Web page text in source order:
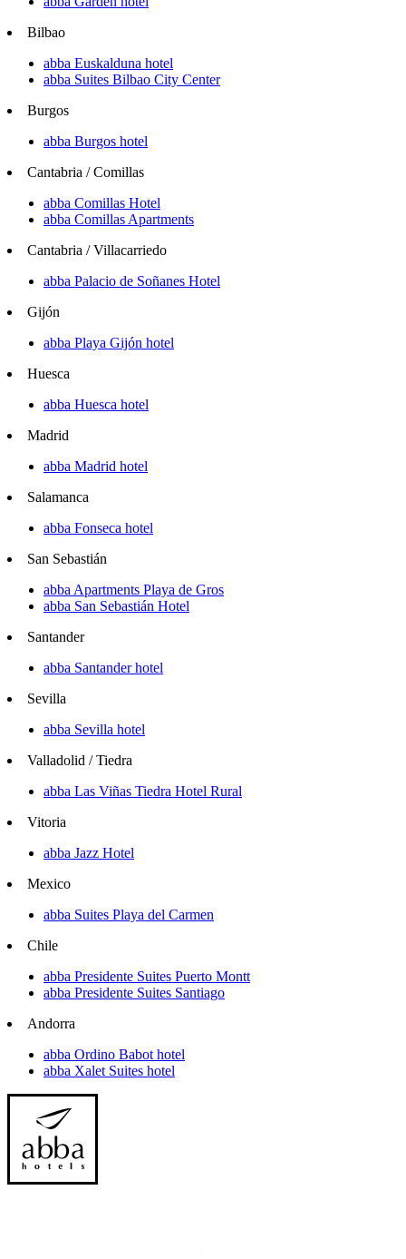
Bilbao
abba Euskalduna hotel
abba Suites Bilbao City Center
Burgos
abba Burgos hotel
Cantabria / Comillas
abba Comillas Hotel
abba Comillas Apartments
Cantabria / Villacarriedo
abba Palacio de Soñanes Hotel
Gijón
abba Playa Gijón hotel
Huesca
abba Huesca hotel
Madrid
abba Madrid hotel
Salamanca
abba Fonseca hotel
San Sebastián
abba Apartments Playa de Gros
abba San Sebastián Hotel
Santander
abba Santander hotel
Sevilla
abba Sevilla hotel
Valladolid / Tiedra
abba Las Viñas Tiedra Hotel Rural
Vitoria
abba Jazz Hotel
Mexico
abba Suites Playa del Carmen
Chile
abba Presidente Suites Puerto Montt
abba Presidente Suites Santiago
Andorra
abba Ordino Babot hotel
abba Xalet Suites hotel